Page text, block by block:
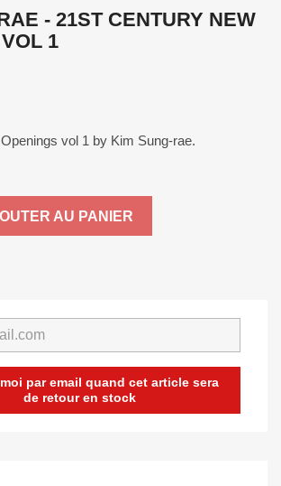
- 21ST CENTURY NEW
1
vol 1 by Kim Sung-rae.
AU PANIER
par email quand cet article sera
de retour en stock